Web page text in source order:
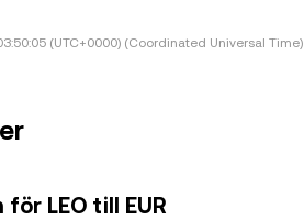
(UTC+0000) (Coordinated Universal Time)
LEO till EUR